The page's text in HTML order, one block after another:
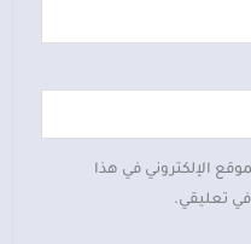
الإلكتروني في هذا
تعليقي.